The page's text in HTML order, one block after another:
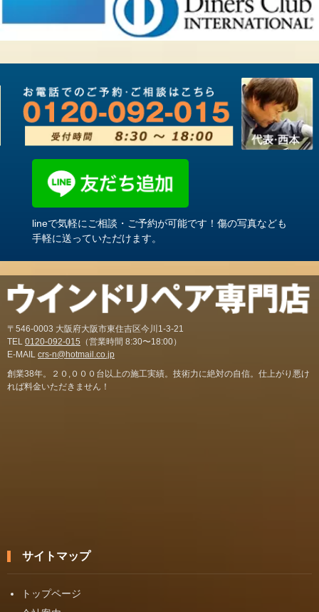
lineで気軽にご相談・ご予約が可能です！傷の写真なども
手軽に送っていただけます。
〒546-0003 大阪府大阪市東住吉区今川1-3-21
TEL 0120-092-015 （営業時間 8:30〜18:00）
E-MAIL crs-n@hotmail.co.jp
創業38年。２０,０００台以上の施工実績。技術力に絶対の自信。仕上がり悪け
れば料金いただきません！
サイトマップ
トップページ